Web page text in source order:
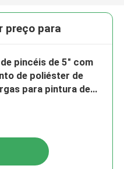
preço para
pincéis de 5" com
de poliéster de
para pintura de